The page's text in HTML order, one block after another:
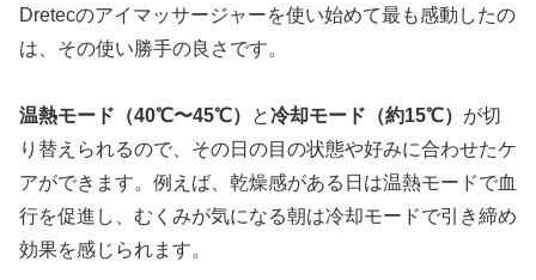
Dretecのアイマッサージャーを使い始めて最も感動したの
は、その使い勝手の良さです。
温熱モード（40℃〜45℃） と冷却モード（約15℃） が切
り替えられるので、その日の目の状態や好みに合わせたケ
アができます。例えば、乾燥感がある日は温熱モードで血
行を促進し、むくみが気になる朝は冷却モードで引き締め
効果を感じられます。